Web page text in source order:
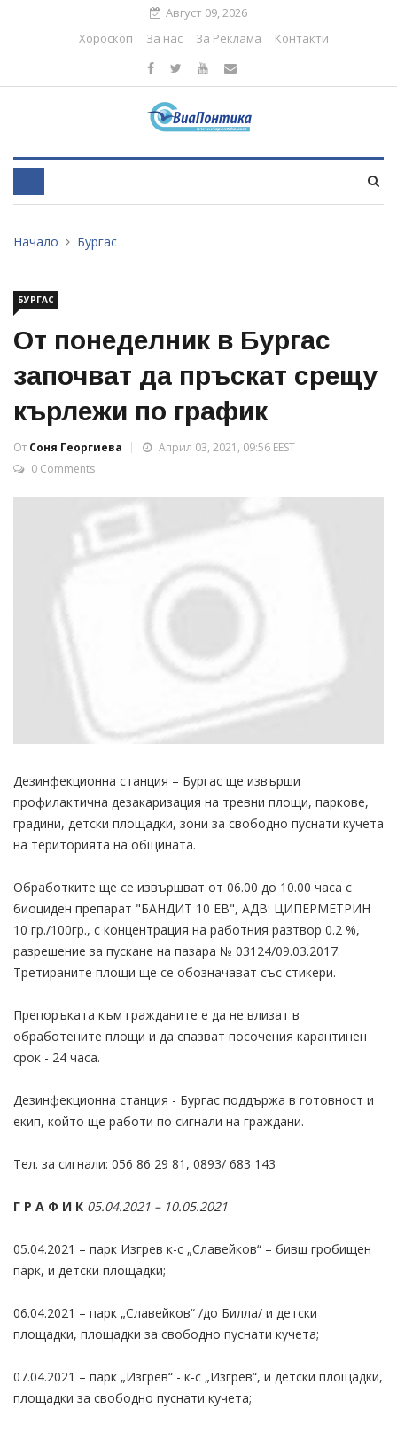
Август 09, 2026
Хороскоп
За нас За Реклама Контакти
Начало Бургас
БУРГАС
От понеделник в Бургас
започват да пръскат срещу
кърлежи по график
От Соня Георгиева
Април 03, 2021, 09:56 EEST
0 Comments
Дезинфекционна станция – Бургас ще извърши
профилактична дезакаризация на тревни площи, паркове,
градини, детски площадки, зони за свободно пуснати кучета
на територията на общината.
Обработките ще се извършват от 06.00 до 10.00 часа с
биоциден препарат "БАНДИТ 10 ЕВ", АДВ: ЦИПЕРМЕТРИН
10 гр./100гр., с концентрация на работния разтвор 0.2 %,
разрешение за пускане на пазара № 03124/09.03.2017.
Третираните площи ще се обозначават със стикери.
Препоръката към гражданите е да не влизат в
обработените площи и да спазват посочения карантинен
срок - 24 часа.
Дезинфекционна станция - Бургас поддържа в готовност и
екип, който ще работи по сигнали на граждани.
Тел. за сигнали: 056 86 29 81, 0893/ 683 143
Г Р А Ф И К 05.04.2021 – 10.05.2021
05.04.2021 – парк Изгрев к-с „Славейков“ – бивш гробищен
парк, и детски площадки;
06.04.2021 – парк „Славейков“ /до Билла/ и детски
площадки, площадки за свободно пуснати кучета;
07.04.2021 – парк „Изгрев“ - к-с „Изгрев“, и детски площадки,
площадки за свободно пуснати кучета;